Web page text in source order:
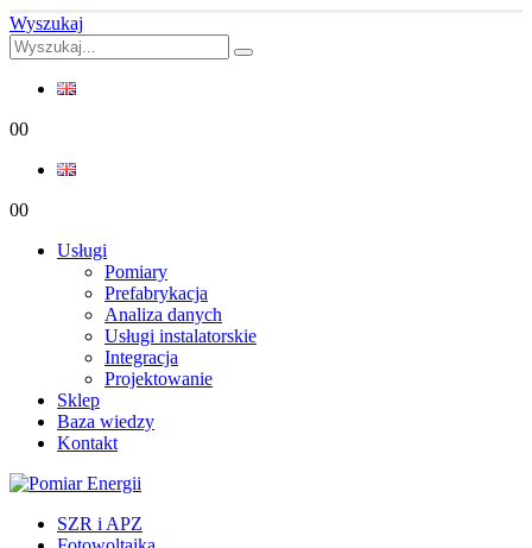
Wyszukaj
00
00
Usługi
Pomiary
Prefabrykacja
Analiza danych
Usługi instalatorskie
Integracja
Projektowanie
Sklep
Baza wiedzy
Kontakt
SZR i APZ